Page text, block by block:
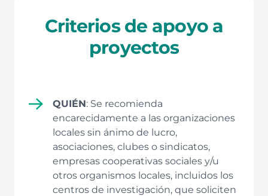
Criterios de apoyo a
proyectos
QUIÉN: Se recomienda
encarecidamente a las organizaciones
locales sin ánimo de lucro,
asociaciones, clubes o sindicatos,
empresas cooperativas sociales y/u
otros organismos locales, incluidos los
centros de investigación, que soliciten